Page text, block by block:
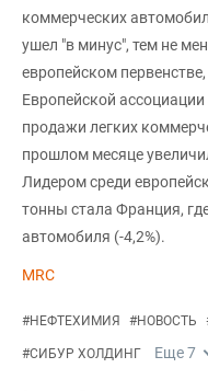
коммерческих
ушел "в минус", тем не
европейском
Европейской
продажи легких
прошлом месяце
Лидером среди
тонны стала Франция,
автомобиля (-4,2%).
MRC
#НЕФТЕХИМИЯ #НОВОСТЬ
#СИБУР ХОЛДИНГ Еще7